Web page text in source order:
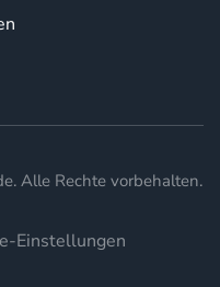
Alle Rechte vorbehalten.
Einstellungen